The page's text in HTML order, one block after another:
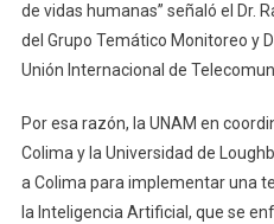
de vidas humanas” señaló el Dr.
del Grupo Temático Monitoreo y
Unión Internacional de
Por esa razón, la UNAM en
Colima y la Universidad de
a Colima para implementar una
la Inteligencia Artificial, que se